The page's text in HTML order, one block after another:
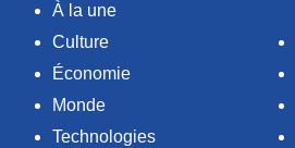
À la une
Culture
Économie
Monde
Technologies